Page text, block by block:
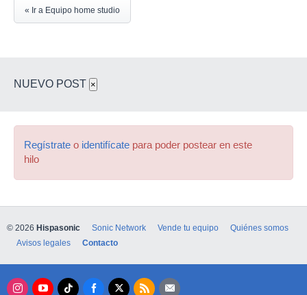
« Ir a Equipo home studio
NUEVO POST ×
Regístrate o identifícate para poder postear en este
hilo
© 2026 Hispasonic Sonic Network Vende tu equipo
Quiénes somos
Avisos legales
Contacto